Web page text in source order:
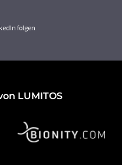
folgen
LUMITOS